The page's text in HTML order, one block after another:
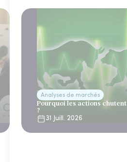
Analyses de marchés
Pourquoi les actions chutent
?
31 Juill. 2026